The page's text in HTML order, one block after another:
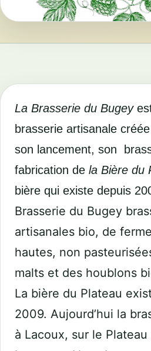
La Brasserie du Bugey
brasserie artisanale
son lancement, son
fabrication de la Bière du
bière qui existe depuis
Brasserie du Bugey
artisanales bio, de
hautes, non
malts et des houblons
La bière du Plateau
2009. Aujourd’hui la
à Lacoux, sur le Plateau